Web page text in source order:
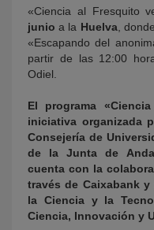
«Ciencia al Fresquito
junio a la Huelva,
«Escapando del
partir de las 12:00
Odiel.
El programa
iniciativa organizada
Consejería de
de la Junta de
cuenta con la
través de Caixabank
la Ciencia y la
Ciencia, Innovación y